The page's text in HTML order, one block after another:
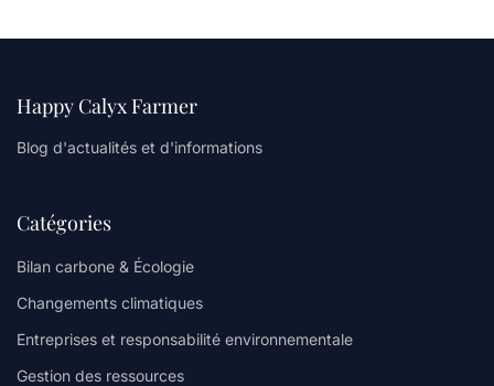
Happy Calyx Farmer
Blog d'actualités et d'informations
Catégories
Bilan carbone & Écologie
Changements climatiques
Entreprises et responsabilité environnementale
Gestion des ressources